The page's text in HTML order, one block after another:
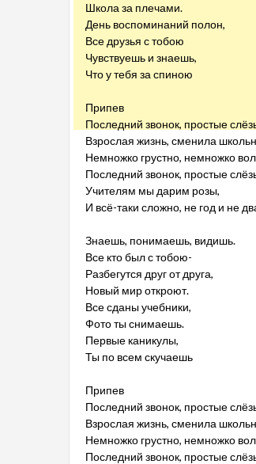
Школа за плечами.
День воспоминаний полон,
Все друзья с тобою
Чувствуешь и знаешь,
Что у тебя за спиною
Припев
Последний звонок, простые
Взрослая жизнь, сменила
Немножко грустно, немножко
Последний звонок, простые
Учителям мы дарим розы,
И всё-таки сложно, не год и не
Знаешь, понимаешь, видишь.
Все кто был с тобою-
Разбегутся друг от друга,
Новый мир откроют.
Все сданы учебники,
Фото ты снимаешь.
Первые каникулы,
Ты по всем скучаешь
Припев
Последний звонок, простые
Взрослая жизнь, сменила
Немножко грустно, немножко
Последний звонок, простые